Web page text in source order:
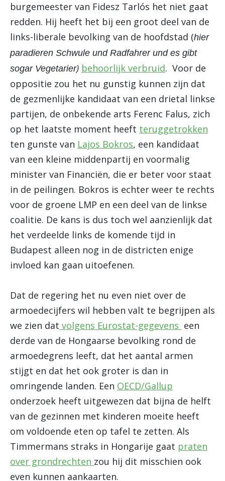
burgemeester van Fidesz Tarlós het niet gaat
redden. Hij heeft het bij een groot deel van de
links-liberale bevolking van de hoofdstad (hier
paradieren Schwule und Radfahrer und es gibt
sogar Vegetarier) behoorlijk verbruid. Voor de
oppositie zou het nu gunstig kunnen zijn dat
de gezmenlijke kandidaat van een drietal linkse
partijen, de onbekende arts Ferenc Falus, zich
op het laatste moment heeft teruggetrokken
ten gunste van Lajos Bokros, een kandidaat
van een kleine middenpartij en voormalig
minister van Financiën, die er beter voor staat
in de peilingen. Bokros is echter weer te rechts
voor de groene LMP en een deel van de linkse
coalitie. De kans is dus toch wel aanzienlijk dat
het verdeelde links de komende tijd in
Budapest alleen nog in de districten enige
invloed kan gaan uitoefenen.
Dat de regering het nu even niet over de
armoedecijfers wil hebben valt te begrijpen als
we zien dat volgens Eurostat-gegevens een
derde van de Hongaarse bevolking rond de
armoedegrens leeft, dat het aantal armen
stijgt en dat het ook groter is dan in
omringende landen. Een OECD/Gallup
onderzoek heeft uitgewezen dat bijna de helft
van de gezinnen met kinderen moeite heeft
om voldoende eten op tafel te zetten. Als
Timmermans straks in Hongarije gaat praten
over grondrechten zou hij dit misschien ook
even kunnen aankaarten.